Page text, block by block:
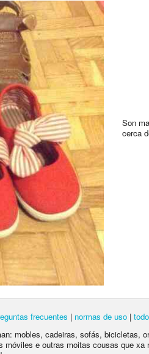
Son
cerca
frecuentes | normas de uso |
mobles, cadeiras, sofás, bicicletas,
e outras moitas cousas que